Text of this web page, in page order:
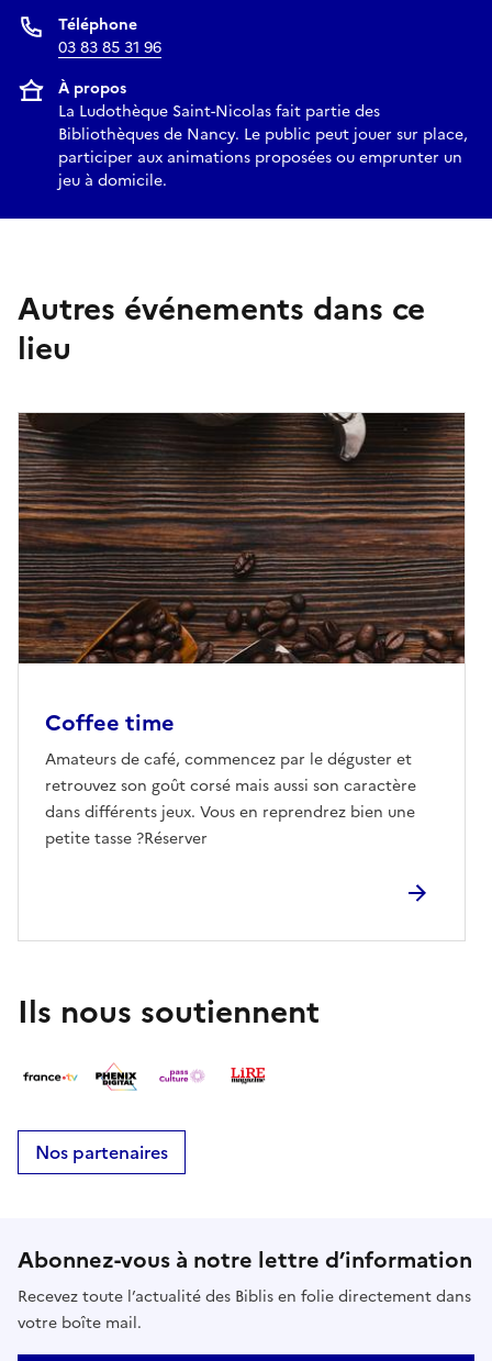
Téléphone
03 83 85 31 96
À propos
La Ludothèque Saint-Nicolas fait partie des
Bibliothèques de Nancy. Le public peut jouer sur place,
participer aux animations proposées ou emprunter un
jeu à domicile.
Autres événements dans ce
lieu
Coffee time
Amateurs de café, commencez par le déguster et
retrouvez son goût corsé mais aussi son caractère
dans différents jeux. Vous en reprendrez bien une
petite tasse ?Réserver
Ils nous soutiennent
Nos partenaires
Abonnez-vous à notre lettre d’information
Recevez toute l’actualité des Biblis en folie directement dans
votre boîte mail.